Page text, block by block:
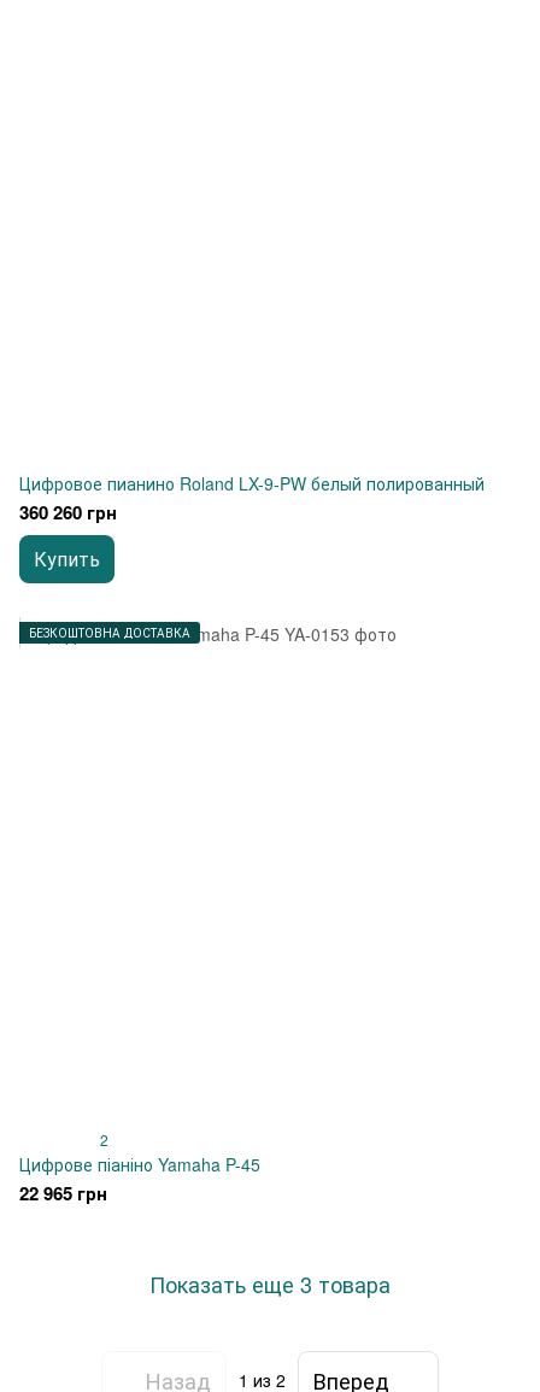
Цифровое пианино Roland LX-9-PW белый полированный
360 260 грн
Купить
БЕЗКОШТОВНА ДОСТАВКА
2
Цифрове піаніно Yamaha P-45
22 965 грн
Показать еще 3 товара
Назад 1 из 2 Вперед